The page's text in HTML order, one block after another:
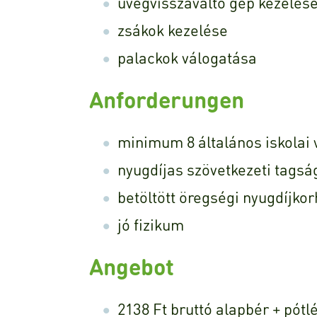
zsákok kezelése
palackok válogatása
Anforderungen
minimum 8 általános iskolai
nyugdíjas szövetkezeti
betöltött öregségi
jó fizikum
Angebot
2138 Ft bruttó alapbér +